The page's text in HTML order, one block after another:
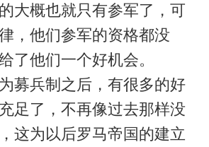
大概也就只有参军了，可
，他们参军的资格都没
了他们一个好机会。
兵制之后，有很多的好
足了，不再像过去那样没
这为以后罗马帝国的建立